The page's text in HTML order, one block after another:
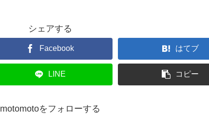
シェアする
Facebook はてブ
LINE コピー
motomotoをフォローする